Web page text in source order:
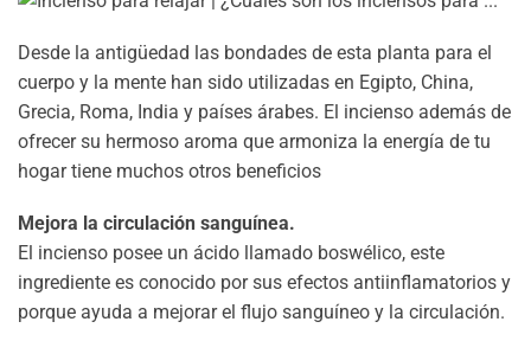
Desde la antigüedad las bondades de esta planta para el
cuerpo y la mente han sido utilizadas en Egipto, China,
Grecia, Roma, India y países árabes. El incienso además de
ofrecer su hermoso aroma que armoniza la energía de tu
hogar tiene muchos otros beneficios
Mejora la circulación sanguínea.
El incienso posee un ácido llamado boswélico, este
ingrediente es conocido por sus efectos antiinflamatorios y
porque ayuda a mejorar el flujo sanguíneo y la circulación.